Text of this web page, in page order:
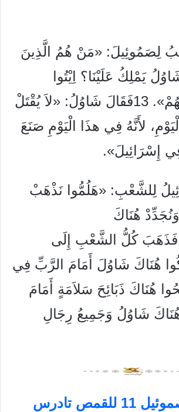
لِصَمُوئِيلَ: «مَنْ هُمُ الَّذِينَ
يَمْلِكُ عَلَيْنَا؟ اِيْتُوا
بِالرِّجَالِ فَنَقْتُلَهُمْ». 13فَقَالَ شَاوُلُ: «لاَ يُقْتَلْ
لأَنَّهُ فِي هذَا الْيَوْمِ صَنَعَ
إِسْرَائِيلَ».
لِلشَّعْبِ: «هَلُمُّوا نَذْهَبْ
هُنَاكَ
الْمَمْلَكَةَ». 15فَذَهَبَ كُلُّ الشَّعْبِ إِلَى
هُنَاكَ شَاوُلَ أَمَامَ الرَّبِّ فِي
هُنَاكَ ذَبَائِحَ سَلاَمَةٍ أَمَامَ
شَاوُلُ وَجَمِيعُ رِجَالِ
تفسير 1صموئيل 11 للقمص تادرس